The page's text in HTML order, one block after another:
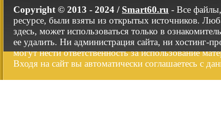
Copyright © 2013 - 2024 / Smart60.ru - Все
ресурсе, были взяты из открытых источников.
здесь, может использоваться только в
ее удалить. Ни администрация сайта, ни хостинг-
могут нести ответственность за использование
Входя на сайт вы автоматически соглашаетесь с